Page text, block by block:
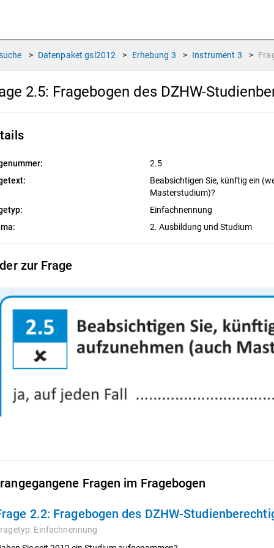
> Datenpaket gsl2012 > Erhebung 3 > Instrument 3 >
2.5: Fragebogen des DZHW-
2.5
Beabsichtigen Sie, künftig ein
Masterstudium)?
Einfachnennung
2. Ausbildung und Studium
zur Frage
Fragen im Fragebogen
2.2: Fragebogen des DZHW-
Einfachnennung